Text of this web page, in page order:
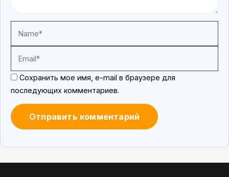
Сохранить мое имя, e-mail в браузере для
последующих комментариев.